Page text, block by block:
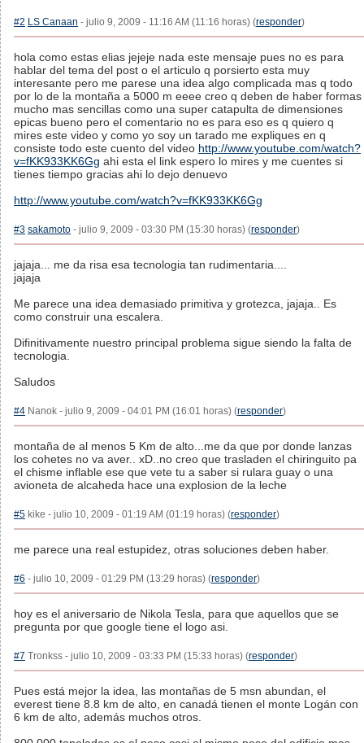
#2 LS Canaan - julio 9, 2009 - 11:16 AM (11:16 horas) (responder)
hola como estas elias jejeje nada este mensaje pues no es para
hablar del tema del post o el articulo q porsierto esta muy
interesante pero me parese una idea algo complicada mas q todo
por lo de la montaña a 5000 m eeee creo q deben de haber formas
mucho mas sencillas como una super catapulta de dimensiones
epicas bueno pero el comentario no es para eso es q quiero q
mires este video y como yo soy un tarado me expliques en q
consiste todo este cuento del video http://www.youtube.com/watch?
v=fKK933KK6Gg ahi esta el link espero lo mires y me cuentes si
tienes tiempo gracias ahi lo dejo denuevo
http://www.youtube.com/watch?v=fKK933KK6Gg
#3 sakamoto - julio 9, 2009 - 03:30 PM (15:30 horas) (responder)
jajaja... me da risa esa tecnologia tan rudimentaria....
jajaja
Me parece una idea demasiado primitiva y grotezca, jajaja.. Es
como construir una escalera.
Difinitivamente nuestro principal problema sigue siendo la falta de
tecnologia.
Saludos
#4 Nanok - julio 9, 2009 - 04:01 PM (16:01 horas) (responder)
montaña de al menos 5 Km de alto...me da que por donde lanzas
los cohetes no va aver.. xD..no creo que trasladen el chiringuito pa
el chisme inflable ese que vete tu a saber si rulara guay o una
avioneta de alcaheda hace una explosion de la leche
#5 kike - julio 10, 2009 - 01:19 AM (01:19 horas) (responder)
me parece una real estupidez, otras soluciones deben haber.
#6 - julio 10, 2009 - 01:29 PM (13:29 horas) (responder)
hoy es el aniversario de Nikola Tesla, para que aquellos que se
pregunta por que google tiene el logo asi.
#7 Tronkss - julio 10, 2009 - 03:33 PM (15:33 horas) (responder)
Pues está mejor la idea, las montañas de 5 msn abundan, el
everest tiene 8.8 km de alto, en canadá tienen el monte Logán con
6 km de alto, además muchos otros.